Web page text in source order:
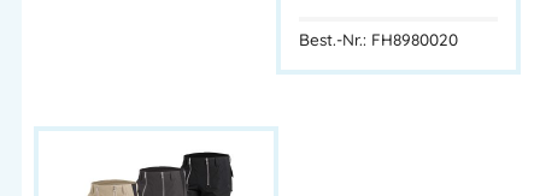
Best.-Nr.: FH8980020